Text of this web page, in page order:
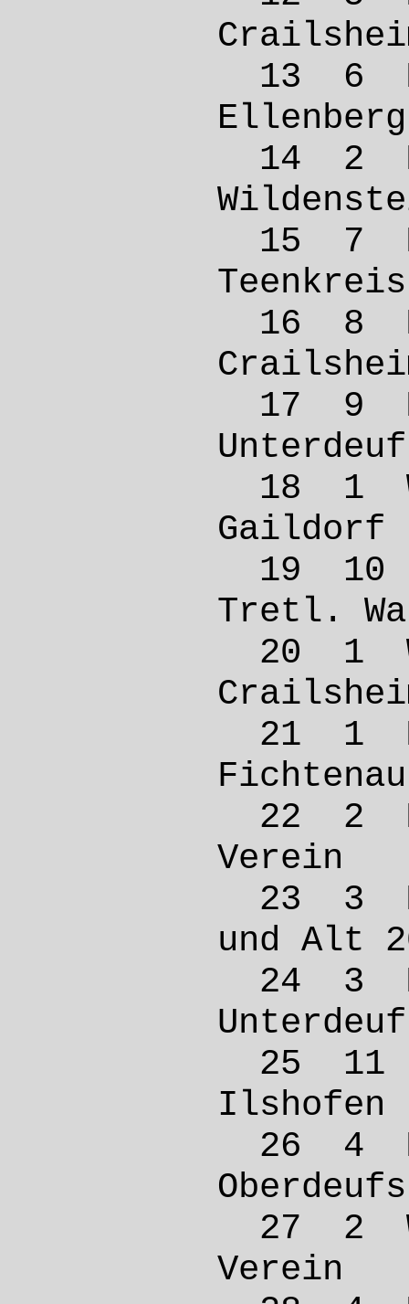
13 6
14 2
15 7
16 8
17 9
18 1
19
Tretl.
20 1
21 1
22 2
23 3
und
24 3
25
26 4
27 2